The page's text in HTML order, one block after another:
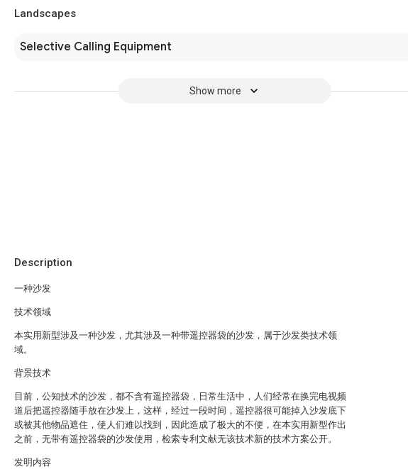
Landscapes
Selective Calling Equipment
Show more
Description
一种沙发
技术领域
本实用新型涉及一种沙发，尤其涉及一种带遥控器袋的沙发，属于沙发类技术领
域。
背景技术
目前，公知技术的沙发，都不含有遥控器袋，日常生活中，人们经常在换完电视频
道后把遥控器随手放在沙发上，这样，经过一段时间，遥控器很可能掉入沙发底下
或被其他物品遮住，使人们难以找到，因此造成了极大的不便，在本实用新型作出
之前，无带有遥控器袋的沙发使用，检索专利文献无该技术新的技术方案公开。
发明内容